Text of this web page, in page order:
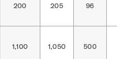
200 205 96
1,100 1,050 500